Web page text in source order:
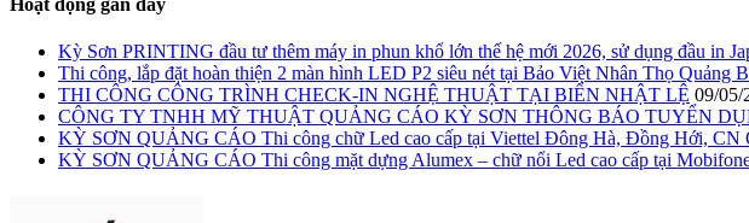
Hoạt động gần đây
Kỳ Sơn PRINTING đầu tư thêm máy in phun khổ lớn thế hệ mới 2026, sử dụng đầu in
Thi công, lắp đặt hoàn thiện 2 màn hình LED P2 siêu nét tại Bảo Việt Nhân Thọ Quảng
THI CÔNG CÔNG TRÌNH CHECK-IN NGHỆ THUẬT TẠI BIỂN NHẬT LỆ 09/05/
CÔNG TY TNHH MỸ THUẬT QUẢNG CÁO KỲ SƠN THÔNG BÁO TUYỂN
KỲ SƠN QUẢNG CÁO Thi công chữ Led cao cấp tại Viettel Đông Hà, Đồng Hới, CN
KỲ SƠN QUẢNG CÁO Thi công mặt dựng Alumex – chữ nổi Led cao cấp tại